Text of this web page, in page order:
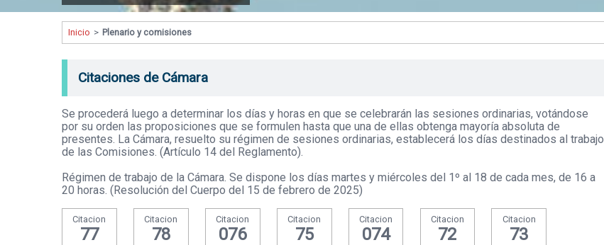
Inicio > Plenario y comisiones
Citaciones de Cámara
Se procederá luego a determinar los días y horas en que se celebrarán las sesiones ordinarias, votándose
por su orden las proposiciones que se formulen hasta que una de ellas obtenga mayoría absoluta de
presentes. La Cámara, resuelto su régimen de sesiones ordinarias, establecerá los días destinados al trabajo
de las Comisiones. (Artículo 14 del Reglamento).
Régimen de trabajo de la Cámara. Se dispone los días martes y miércoles del 1º al 18 de cada mes, de 16 a
20 horas. (Resolución del Cuerpo del 15 de febrero de 2025)
Citacion
77
Citacion
78
Citacion
076
Citacion
75
Citacion
074
Citacion
72
Citacion
73